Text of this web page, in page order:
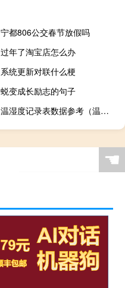
宁都806公交春节放假吗
过年了淘宝店怎么办
系统更新对联什么梗
蜕变成长励志的句子
温湿度记录表数据参考（温湿度记录表）
☚